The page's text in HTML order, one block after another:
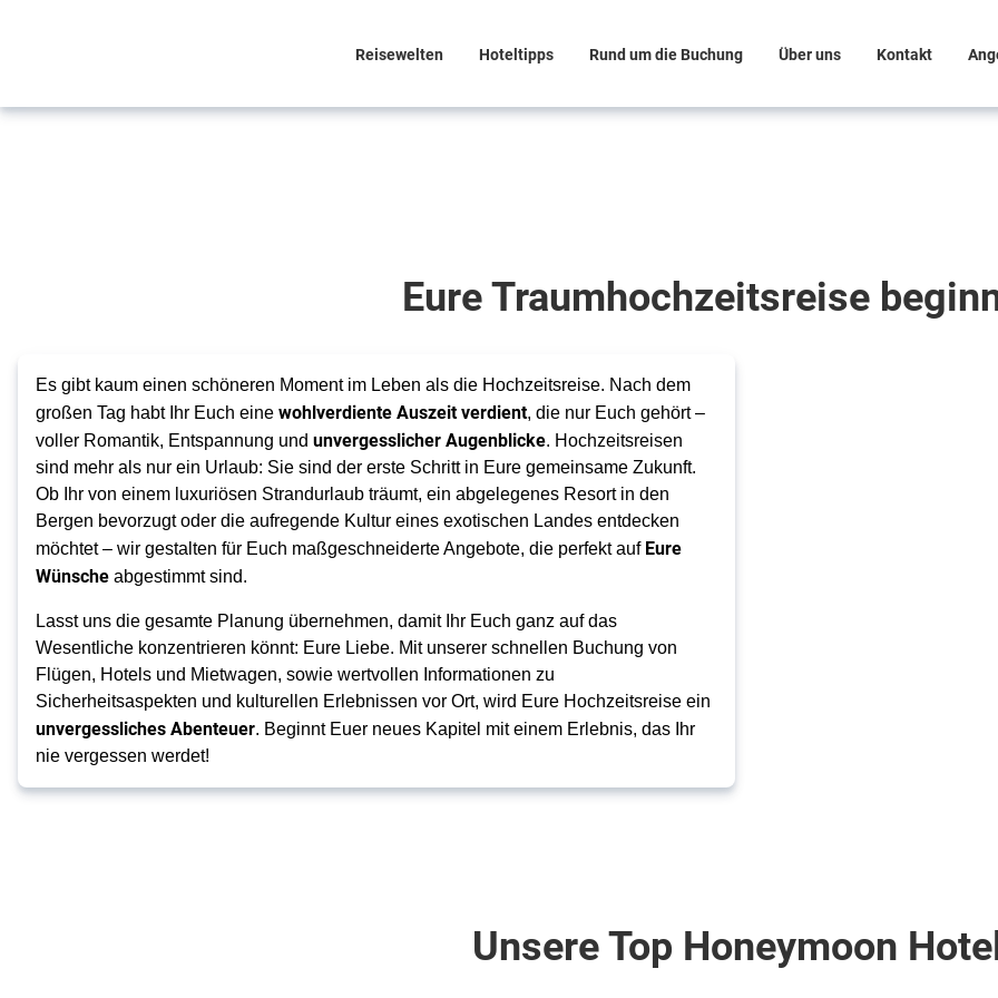
Reisewelten Hoteltipps Rund um die Buchung Über uns Kontakt
Eure Traumhochzeitsreise
Es gibt kaum einen schöneren Moment im Leben als die Hochzeitsreise. Nach dem
großen Tag habt Ihr Euch eine wohlverdiente Auszeit verdient, die nur Euch gehört –
voller Romantik, Entspannung und unvergesslicher Augenblicke. Hochzeitsreisen
sind mehr als nur ein Urlaub: Sie sind der erste Schritt in Eure gemeinsame Zukunft.
Ob Ihr von einem luxuriösen Strandurlaub träumt, ein abgelegenes Resort in den
Bergen bevorzugt oder die aufregende Kultur eines exotischen Landes entdecken
möchtet – wir gestalten für Euch maßgeschneiderte Angebote, die perfekt auf Eure
Wünsche abgestimmt sind.
Lasst uns die gesamte Planung übernehmen, damit Ihr Euch ganz auf das
Wesentliche konzentrieren könnt: Eure Liebe. Mit unserer schnellen Buchung von
Flügen, Hotels und Mietwagen, sowie wertvollen Informationen zu
unvergessliches Abenteuer. Beginnt Euer neues Kapitel mit einem Erlebnis, das Ihr
nie vergessen werdet!
Unsere Top Honeymoon